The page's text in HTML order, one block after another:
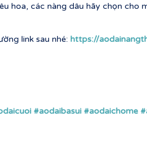
hoa, các nàng dâu hãy chọn cho
link sau nhé: https://
#aodaibasui #aodaichome